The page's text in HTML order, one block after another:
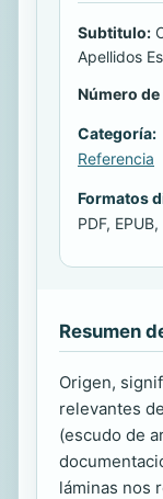
Subtitulo:
Apellidos
Número
Categoría:
Referencia
Formatos
PDF,
Resumen
Origen,
relevantes
(escudo de
láminas nos